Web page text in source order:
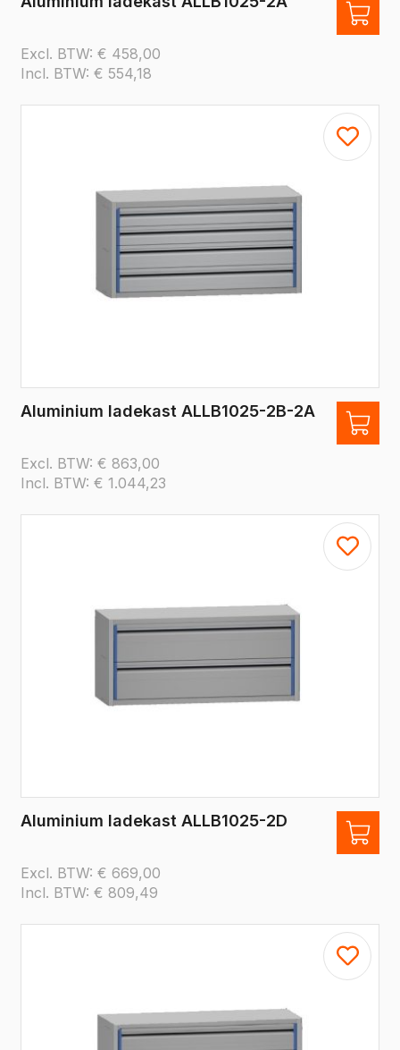
Excl. BTW: € 458,00
Incl. BTW: € 554,18
Aluminium ladekast ALLB1025-2B-2A
Excl. BTW: € 863,00
Incl. BTW: € 1.044,23
Aluminium ladekast ALLB1025-2D
Excl. BTW: € 669,00
Incl. BTW: € 809,49